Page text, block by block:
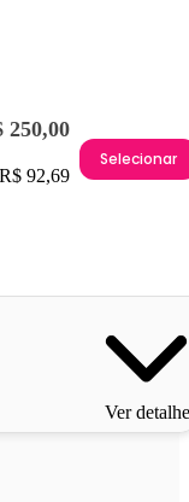
250,00
92,69
Selecionar
Ver